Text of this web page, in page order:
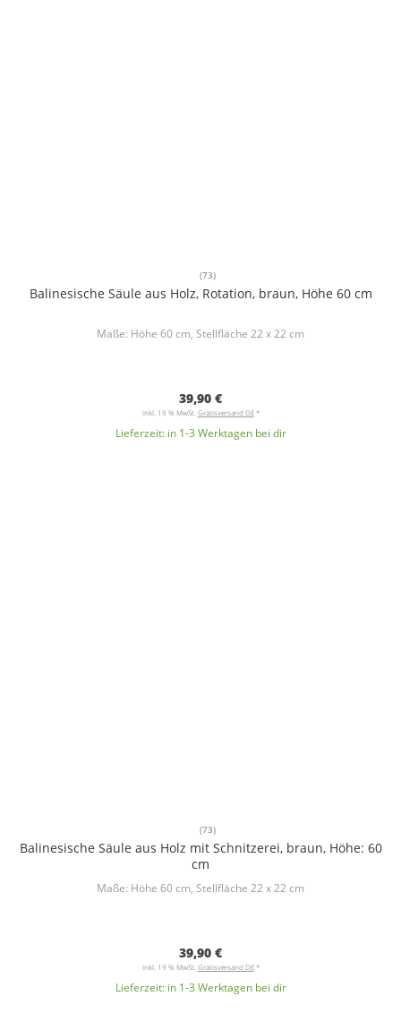
(73)
Balinesische Säule aus Holz, Rotation, braun, Höhe 60 cm
Maße: Höhe 60 cm, Stellfläche 22 x 22 cm
39,90 €
inkl. 19 % MwSt.Gratisversand DE*
Lieferzeit: in 1-3 Werktagen bei dir
(73)
Balinesische Säule aus Holz mit Schnitzerei, braun, Höhe: 60
cm
Maße: Höhe 60 cm, Stellfläche 22 x 22 cm
39,90 €
inkl. 19 % MwSt.Gratisversand DE*
Lieferzeit: in 1-3 Werktagen bei dir